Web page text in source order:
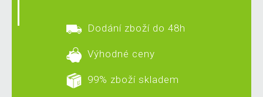
Dodání zboží do 48h
Výhodné ceny
99% zboží skladem